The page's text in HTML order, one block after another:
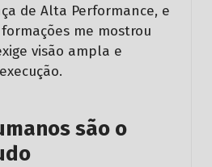
de Alta Performance, e
me mostrou
visão ampla e
são o